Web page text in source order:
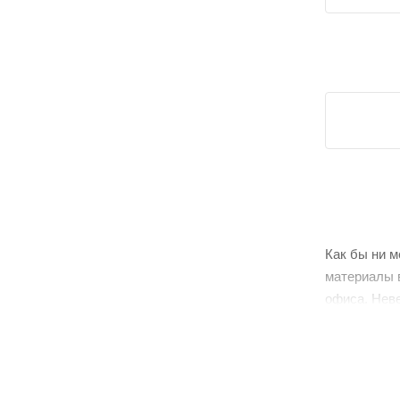
Как бы ни
материалы
офиса.
домашней